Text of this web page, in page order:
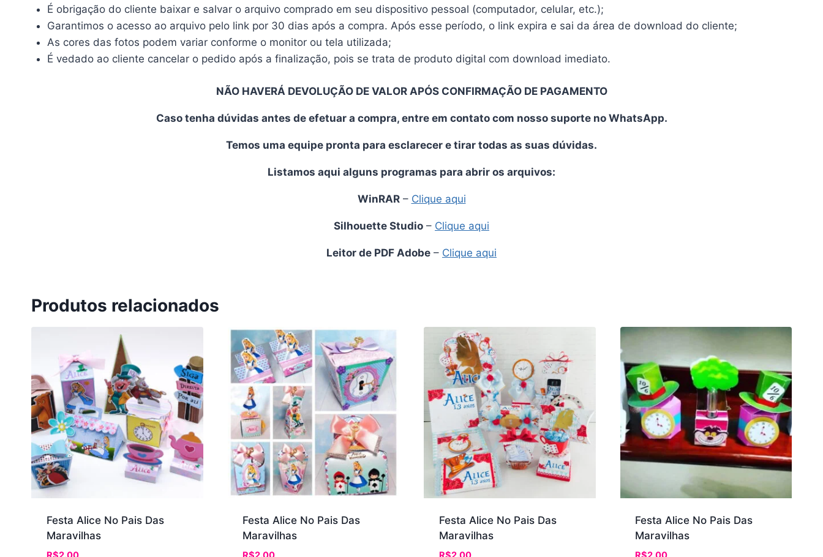
É obrigação do cliente baixar e salvar o arquivo comprado em seu dispositivo pessoal (computador, celular, etc.);
Garantimos o acesso ao arquivo pelo link por 30 dias após a compra. Após esse período, o link expira e sai da área de download do cliente;
As cores das fotos podem variar conforme o monitor ou tela utilizada;
É vedado ao cliente cancelar o pedido após a finalização, pois se trata de produto digital com download imediato.
NÃO HAVERÁ DEVOLUÇÃO DE VALOR APÓS CONFIRMAÇÃO DE PAGAMENTO
Caso tenha dúvidas antes de efetuar a compra, entre em contato com nosso suporte no WhatsApp.
Temos uma equipe pronta para esclarecer e tirar todas as suas dúvidas.
Listamos aqui alguns programas para abrir os arquivos:
WinRAR– Clique aqui
Silhouette Studio – Clique aqui
Leitor de PDF Adobe – Clique aqui
Produtos relacionados
Festa Alice No Pais Das
Maravilhas
Festa Alice No Pais Das
Maravilhas
Festa Alice No Pais Das
Maravilhas
Festa Alice No Pais Das
Maravilhas